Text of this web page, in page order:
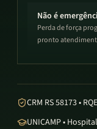
Não é
Perda de força
pronto
CRM RS 58173 •
UNICAMP •